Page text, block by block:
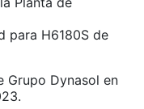
para H6180S de
Grupo Dynasol en